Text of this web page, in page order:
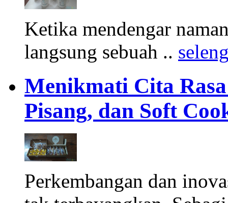
Ketika mendengar
langsung sebuah ..
Menikmati Cita
Pisang, dan Soft
Perkembangan dan